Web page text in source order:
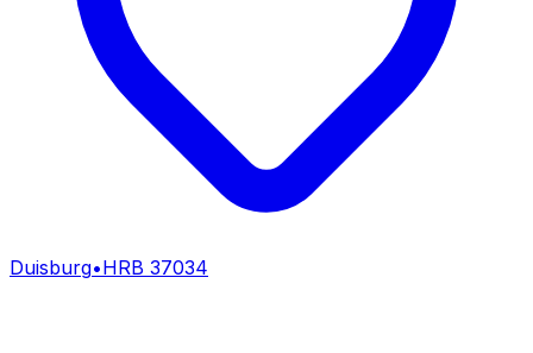
Duisburg•HRB 37034